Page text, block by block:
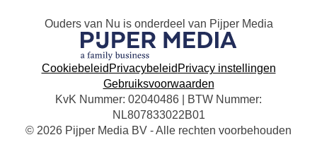
Ouders van Nu is onderdeel van Pijper Media
Cookiebeleid Privacybeleid Privacy instellingen
Gebruiksvoorwaarden
KvK Nummer: 02040486 | BTW Nummer:
NL807833022B01
© 2026 Pijper Media BV - Alle rechten voorbehouden